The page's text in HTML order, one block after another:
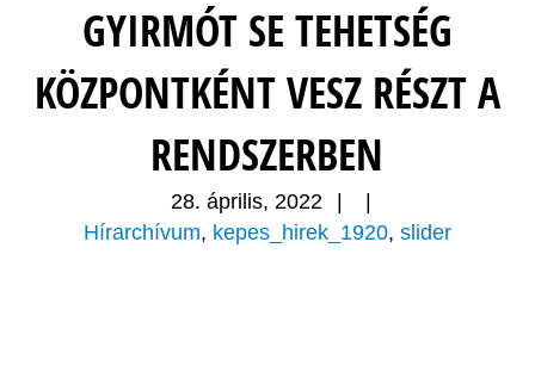
GYIRMÓT SE TEHETSÉG
KÖZPONTKÉNT VESZ RÉSZT A
RENDSZERBEN
28. április, 2022
Hírarchívum, kepes_hirek_1920, slider